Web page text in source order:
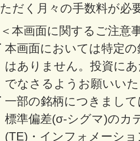
ただく月々の手数料が必
＜本画面に関するご注意
本画面においては特定
はありません。投資に
でなさるようお願いい
一部の銘柄につきまし
標準偏差(σ-シグマ)のカ
(TE)・インフォメーシ